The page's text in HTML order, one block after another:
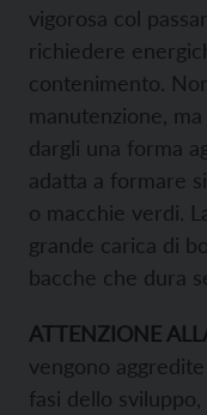
vigorosa col
richiedere
contenimento.
manutenzione,
dargli una forma
adatta a formare
o macchie verdi.
grande carica di
bacche che dura
ATTENZIONE
vengono
fasi dello